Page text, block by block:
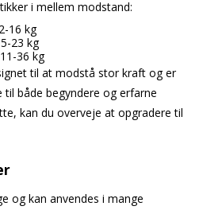
i mellem modstand:
16 kg
23 kg
36 kg
til at modstå stor kraft og er
både begyndere og erfarne
kan du overveje at opgradere til
og kan anvendes i mange